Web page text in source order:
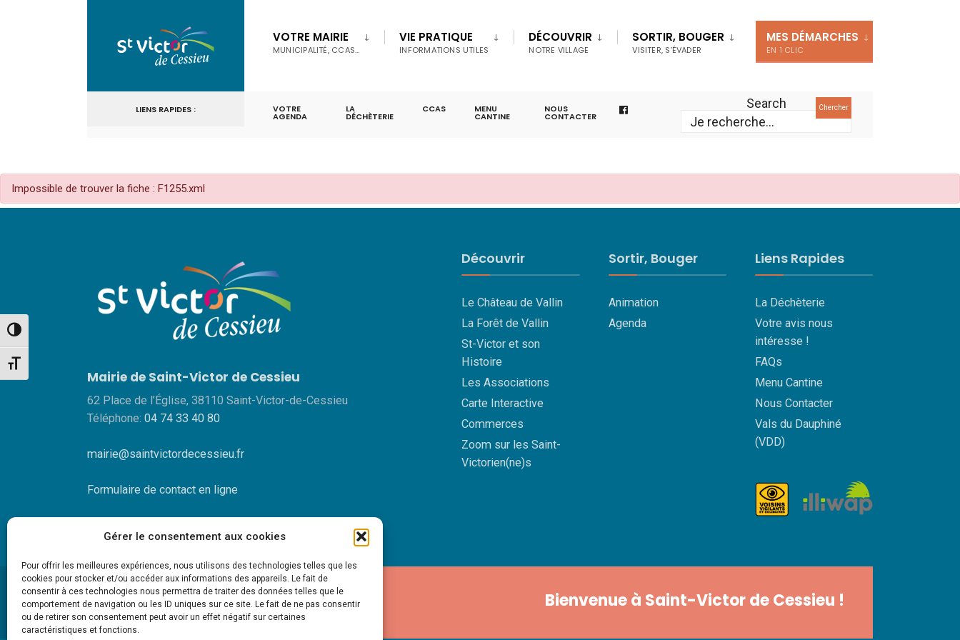
Gérer le consentement aux cookies
Pour offrir les meilleures expériences, nous utilisons des technologies telles que les
cookies pour stocker et/ou accéder aux informations des appareils. Le fait de
consentir à ces technologies nous permettra de traiter des données telles que le
comportement de navigation ou les ID uniques sur ce site. Le fait de ne pas consentir
ou de retirer son consentement peut avoir un effet négatif sur certaines
caractéristiques et fonctions.
Passer en contraste élevé
Changer la taille de la police
content
VOTRE MAIRIE
MUNICIPALITÉ, CCAS…
VIE PRATIQUE
INFORMATIONS UTILES
DÉCOUVRIR
NOTRE VILLAGE
SORTIR, BOUGER
VISITER, S’ÉVADER
MES DÉMARCHES
EN 1 CLIC
LIENS RAPIDES : VOTRE
AGENDA
LA
DÉCHÈTERIE
CCAS MENU
CANTINE
NOUS
CONTACTER
Search Chercher
Impossible de trouver la fiche : F1255.xml
Mairie de Saint-Victor de Cessieu
62 Place de l’Église, 38110 Saint-Victor-de-Cessieu
Téléphone: 04 74 33 40 80
mairie@saintvictordecessieu.fr
Formulaire de contact en ligne
Découvrir
Le Château de Vallin
La Forêt de Vallin
St-Victor et son
Histoire
Les Associations
Carte Interactive
Commerces
Zoom sur les Saint-
Victorien(ne)s
Sortir, Bouger
Animation
Agenda
Liens Rapides
La Déchèterie
Votre avis nous
intéresse !
FAQs
Menu Cantine
Nous Contacter
Vals du Dauphiné
(VDD)
Bienvenue à Saint-Victor de Cessieu !